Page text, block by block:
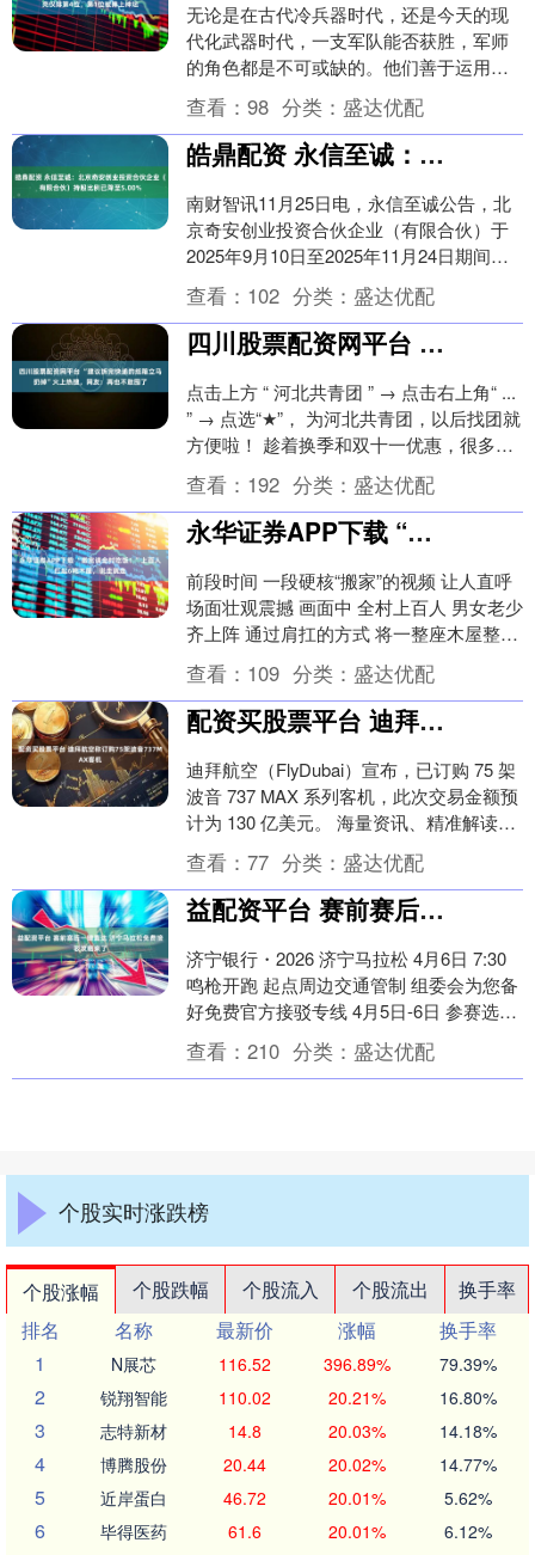
无论是在古代冷兵器时代，还是今天的现
代化武器时代，一支军队能否获胜，军师
的角色都是不可或缺的。他们善于运用谋
略，能够在幕后策划，指挥千里之外的战
局，以小代价换取....
查看： 98 分类： 盛达优配
皓鼎配资 永信至诚：北京奇安创业投资合伙企业（有限合伙）持股比例已降至5.00%
南财智讯11月25日电，永信至诚公告，北
京奇安创业投资合伙企业（有限合伙）于
2025年9月10日至2025年11月24日期间，
通过集中竞价和大宗交易方式累计减持....
查看： 102 分类： 盛达优配
四川股票配资网平台 “建议拆完快递的纸箱立马扔掉”火上热搜，网友：再也不敢囤了
点击上方 “ 河北共青团 ” → 点击右上角“ ...
” → 点选“★”， 为河北共青团，以后找团就
方便啦！ 趁着换季和双十一优惠，很多人
都进入了“买买买”模....
查看： 192 分类： 盛达优配
永华证券APP下载 “搬完请全村吃饭！”上百人扛起6吨木屋，说走就走
前段时间 一段硬核“搬家”的视频 让人直呼
场面壮观震撼 画面中 全村上百人 男女老少
齐上阵 通过肩扛的方式 将一整座木屋整体
搬移 这一幕 充满传统智慧与团结协作....
查看： 109 分类： 盛达优配
配资买股票平台 迪拜航空称订购75架波音737MAX客机
迪拜航空（FlyDubai）宣布，已订购 75 架
波音 737 MAX 系列客机，此次交易金额预
计为 130 亿美元。 海量资讯、精准解读，
尽在新浪财经APP ....
查看： 77 分类： 盛达优配
益配资平台 赛前赛后一键直达 济宁马拉松免费接驳攻略来了
济宁银行・2026 济宁马拉松 4月6日 7:30
鸣枪开跑 起点周边交通管制 组委会为您备
好免费官方接驳专线 4月5日-6日 参赛选手
凭参赛号码布 即可免费乘....
查看： 210 分类： 盛达优配
个股实时涨跌榜
个股涨幅 个股跌幅 个股流入 个股流出
换手率
排名
名称 最新价 涨幅
换手率
1
N展芯 116.52 396.89% 79.39%
2 锐翔智能 110.02 20.21% 16.80%
3 志特新材 14.8 20.03% 14.18%
4 博腾股份 20.44 20.02% 14.77%
5 近岸蛋白 46.72 20.01% 5.62%
6 毕得医药 61.6 20.01% 6.12%